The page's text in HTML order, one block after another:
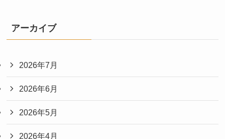
アーカイブ
2026年7月
2026年6月
2026年5月
2026年4月